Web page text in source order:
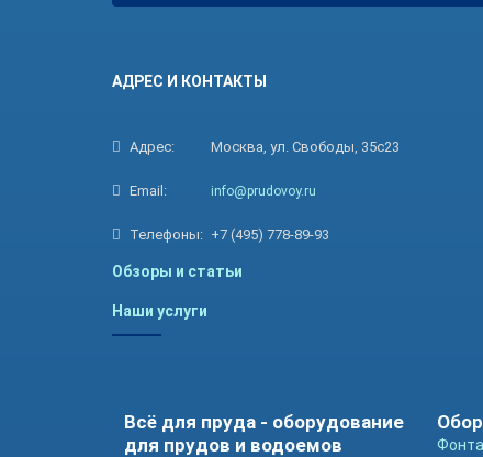
АДРЕС И КОНТАКТЫ
Адрес: Москва, ул. Свободы, 35с23
Email: info@prudovoy.ru
Телефоны: +7 (495) 778-89-93
Обзоры и статьи
Наши услуги
Всё для пруда - оборудование
для прудов и водоемов